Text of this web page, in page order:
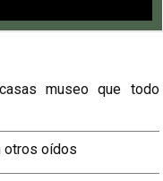
museo que todo
otros oídos